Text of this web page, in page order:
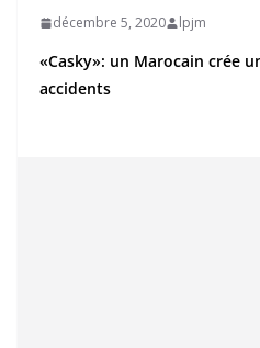
décembre 5, 2020 lpjm
«Casky»: un Marocain crée
accidents